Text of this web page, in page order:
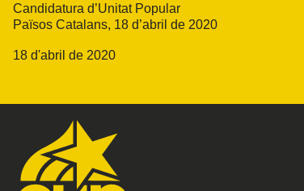
Candidatura d’Unitat Popular
Països Catalans, 18 d’abril de 2020
18 d'abril de 2020